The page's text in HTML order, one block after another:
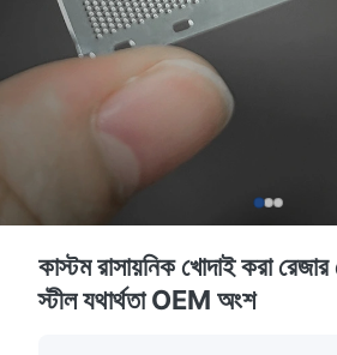
কাস্টম রাসায়নিক খোদাই করা
স্টীল যথার্থতা OEM অংশ